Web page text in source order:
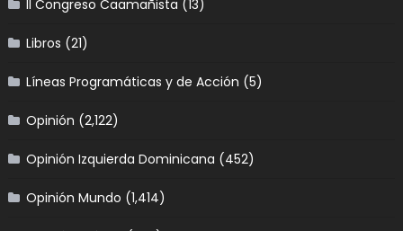
II Congreso Caamañista (13)
Libros (21)
Líneas Programáticas y de Acción (5)
Opinión (2,122)
Opinión Izquierda Dominicana (452)
Opinión Mundo (1,414)